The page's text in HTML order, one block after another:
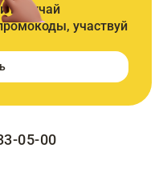
участвуй
05-00